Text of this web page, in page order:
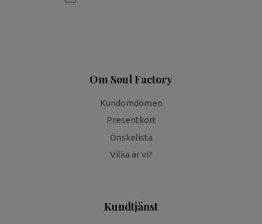
Om Soul Factory
Kundomdömen
Presentkort
Önskelista
Vilka är vi?
Kundtjänst